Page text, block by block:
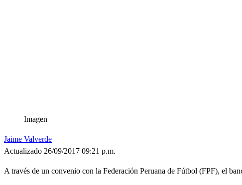
Imagen
Jaime Valverde
Actualizado 26/09/2017 09:21 p.m.
A través de un convenio con la Federación Peruana de Fútbol (FPF), el